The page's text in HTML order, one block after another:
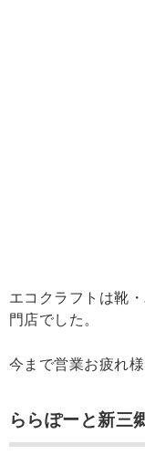
エコクラフトは靴
門店でした。
今まで営業お疲れ様
ららぽーと新三